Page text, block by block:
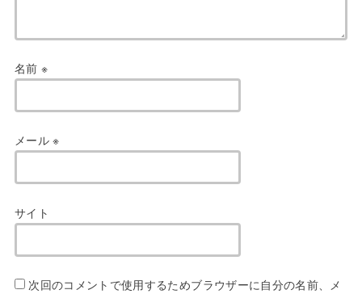
名前 ※
メール※
サイト
次回のコメントで使用するためブラウザーに自分の名前、メ